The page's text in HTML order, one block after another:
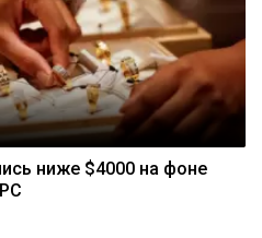
ниже $4000 на фоне